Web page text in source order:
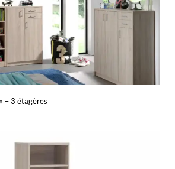
– 3 étagères